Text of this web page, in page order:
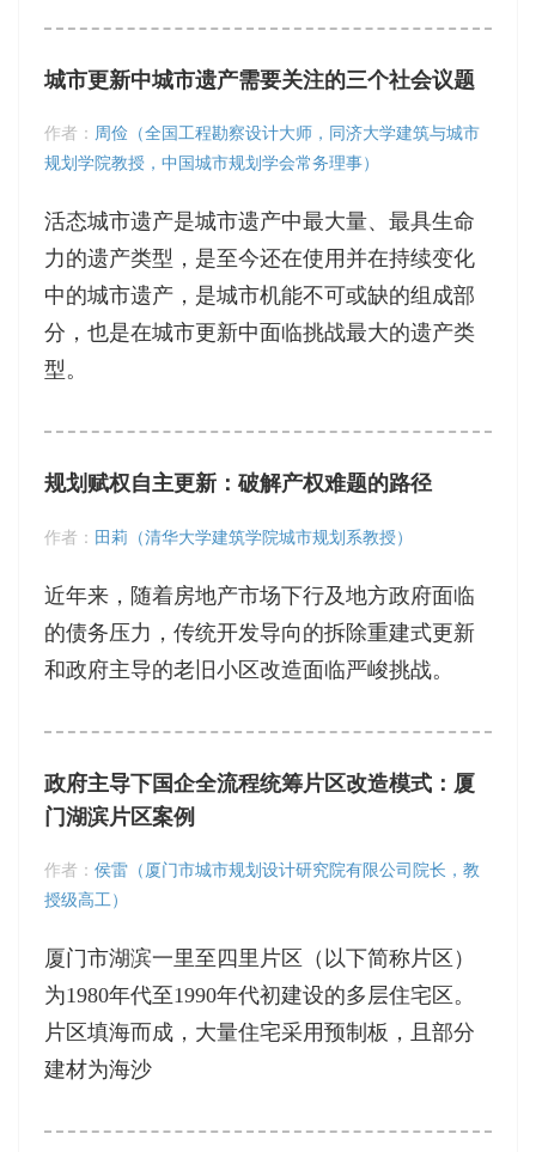
城市更新中城市遗产需要关注的三个社会议题
作者： 周俭（全国工程勘察设计大师，同济大学建筑与城市
规划学院教授，中国城市规划学会常务理事）
活态城市遗产是城市遗产中最大量、最具生命
力的遗产类型，是至今还在使用并在持续变化
中的城市遗产，是城市机能不可或缺的组成部
分，也是在城市更新中面临挑战最大的遗产类
型。
规划赋权自主更新：破解产权难题的路径
作者： 田莉（清华大学建筑学院城市规划系教授）
近年来，随着房地产市场下行及地方政府面临
的债务压力，传统开发导向的拆除重建式更新
和政府主导的老旧小区改造面临严峻挑战。
政府主导下国企全流程统筹片区改造模式：厦
门湖滨片区案例
作者： 侯雷（厦门市城市规划设计研究院有限公司院长，教
授级高工）
厦门市湖滨一里至四里片区（以下简称片区）
为1980年代至1990年代初建设的多层住宅区。
片区填海而成，大量住宅采用预制板，且部分
建材为海沙